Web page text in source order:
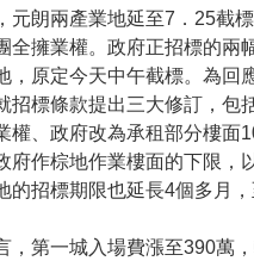
元朗兩產業地延至7．25截
全擁業權。政府正招標的兩
，原定今天中午截標。為回
招標條款提出三大修訂，包
權、政府改為承租部分樓面
府作棕地作業樓面的下限，
的招標期限也延長4個多月，
，第一城入場費漲至390萬